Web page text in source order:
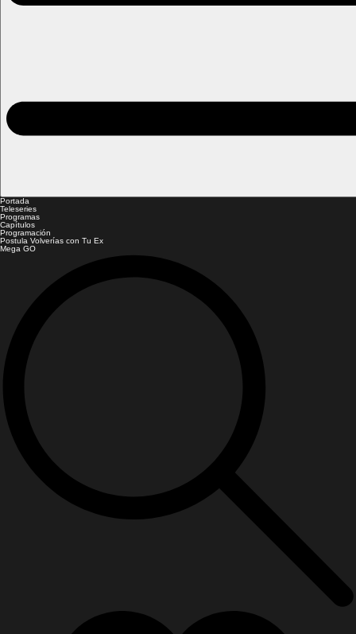
Portada
Teleseries
Programas
Capítulos
Programación
Postula Volverías con Tu Ex
Mega GO